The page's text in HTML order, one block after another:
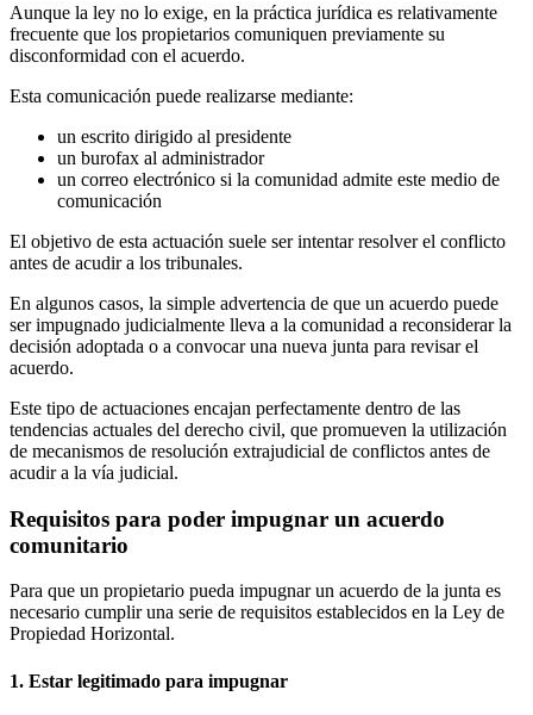
Aunque la ley no lo exige, en la práctica jurídica es relativamente
frecuente que los propietarios comuniquen previamente su
disconformidad con el acuerdo.
Esta comunicación puede realizarse mediante:
un escrito dirigido al presidente
un burofax al administrador
un correo electrónico si la comunidad admite este medio de
comunicación
El objetivo de esta actuación suele ser intentar resolver el conflicto
antes de acudir a los tribunales.
En algunos casos, la simple advertencia de que un acuerdo puede
ser impugnado judicialmente lleva a la comunidad a reconsiderar la
decisión adoptada o a convocar una nueva junta para revisar el
acuerdo.
Este tipo de actuaciones encajan perfectamente dentro de las
tendencias actuales del derecho civil, que promueven la utilización
de mecanismos de resolución extrajudicial de conflictos antes de
acudir a la vía judicial.
Requisitos para poder impugnar un acuerdo
comunitario
Para que un propietario pueda impugnar un acuerdo de la junta es
necesario cumplir una serie de requisitos establecidos en la Ley de
Propiedad Horizontal.
1. Estar legitimado para impugnar